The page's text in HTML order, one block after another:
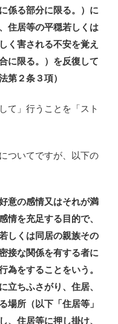
係る部分に限る。）に
住居等の平穏若しくは
く害される不安を覚え
に限る。）を反復して
第２条３項）
て」行うことを「スト
ついてですが、以下の
意の感情又はそれが満
情を充足する目的で、
しくは同居の親族その
接な関係を有する者に
為をすることをいう。
ちふさがり、住居、
場所（以下「住居等」
、住居等に押し掛け、